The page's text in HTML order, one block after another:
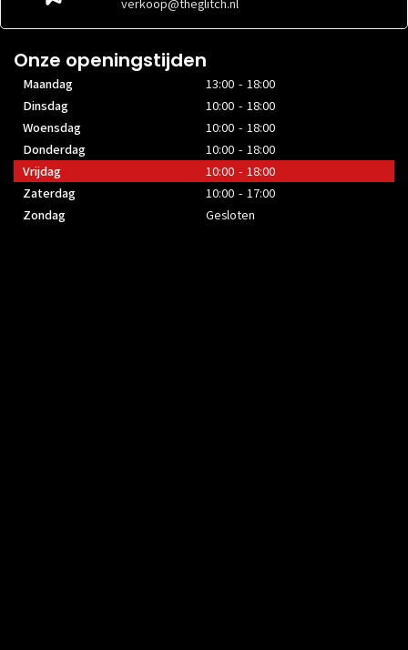
verkoop@theglitch.nl
Onze openingstijden
Maandag
13:00 - 18:00
Dinsdag
10:00 - 18:00
Woensdag
10:00 - 18:00
Donderdag
10:00 - 18:00
Vrijdag
10:00 - 18:00
Zaterdag
10:00 - 17:00
Zondag
Gesloten